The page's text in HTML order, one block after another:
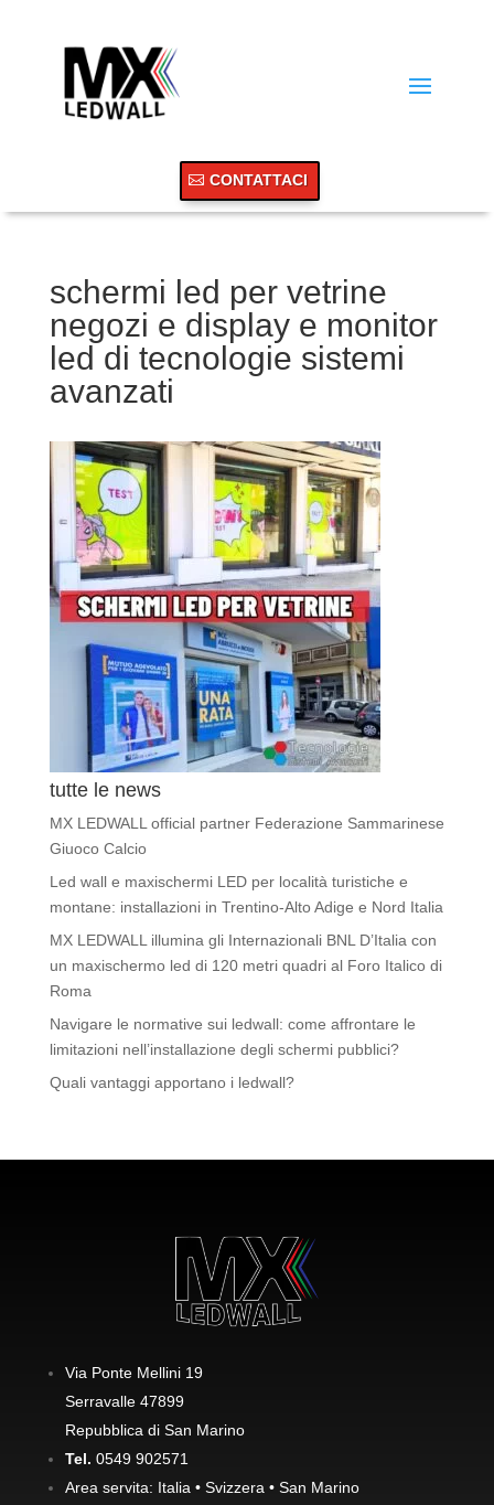
CONTATTACI
schermi led per vetrine
negozi e display e monitor
led di tecnologie sistemi
avanzati
tutte le news
MX LEDWALL official partner Federazione Sammarinese
Giuoco Calcio
Led wall e maxischermi LED per località turistiche e
montane: installazioni in Trentino-Alto Adige e Nord Italia
MX LEDWALL illumina gli Internazionali BNL D’Italia con
un maxischermo led di 120 metri quadri al Foro Italico di
Roma
Navigare le normative sui ledwall: come affrontare le
limitazioni nell’installazione degli schermi pubblici?
Quali vantaggi apportano i ledwall?
Via Ponte Mellini 19
Serravalle 47899
Repubblica di San Marino
Tel. 0549 902571
Area servita: Italia • Svizzera • San Marino